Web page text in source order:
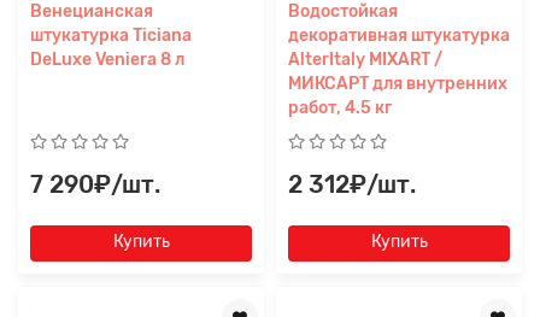
Венецианская
штукатурка Ticiana
DeLuxe Veniera 8 л
7 290₽/шт.
Купить
Водостойкая
декоративная штукатурка
AlterItaly MIXART /
МИКСАРТ для внутренних
работ, 4.5 кг
2 312₽/шт.
Купить